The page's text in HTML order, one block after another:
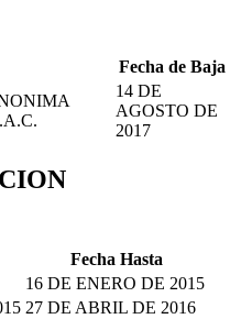
Fecha de Baja
14 DE
AGOSTO DE
2017
Fecha Hasta
16 DE ENERO DE 2015
27 DE ABRIL DE 2016